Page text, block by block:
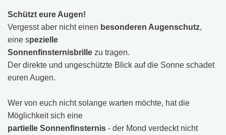
Schützt eure Augen!
Vergesst aber nicht einen besonderen Augenschutz,
eine spezielle
Sonnenfinsternisbrille zu tragen.
Der direkte und ungeschützte Blick auf die Sonne schadet
euren Augen.
Wer von euch nicht solange warten möchte, hat die
Möglichkeit sich eine
partielle Sonnenfinsternis - der Mond verdeckt nicht